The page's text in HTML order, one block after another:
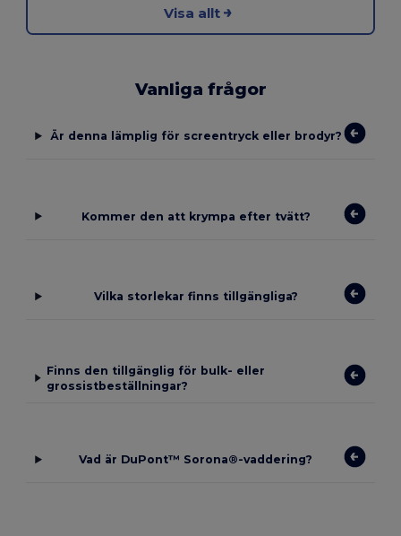
Visa allt
Vanliga frågor
Är denna lämplig för screentryck eller brodyr?
Kommer den att krympa efter tvätt?
Vilka storlekar finns tillgängliga?
Finns den tillgänglig för bulk- eller
grossistbeställningar?
Vad är DuPont™ Sorona®-vaddering?